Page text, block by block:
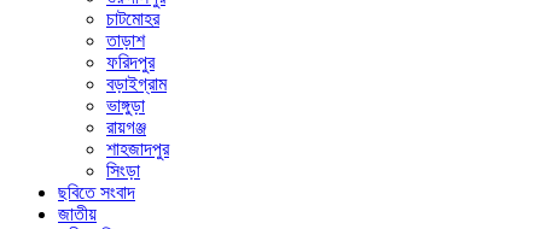
চাটমোহর
তাড়াশ
ফরিদপুর
বড়াইগ্রাম
ভাঙ্গুড়া
রায়গঞ্জ
শাহজাদপুর
সিংড়া
ছবিতে সংবাদ
জাতীয়